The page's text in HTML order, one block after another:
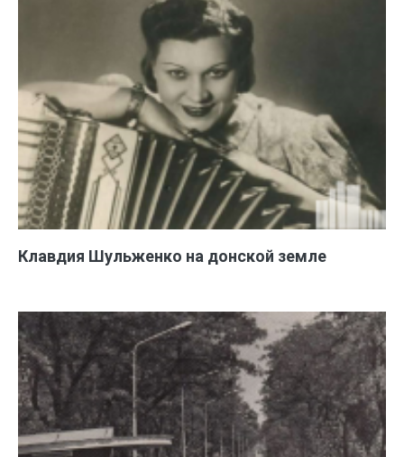
Клавдия Шульженко на донской земле